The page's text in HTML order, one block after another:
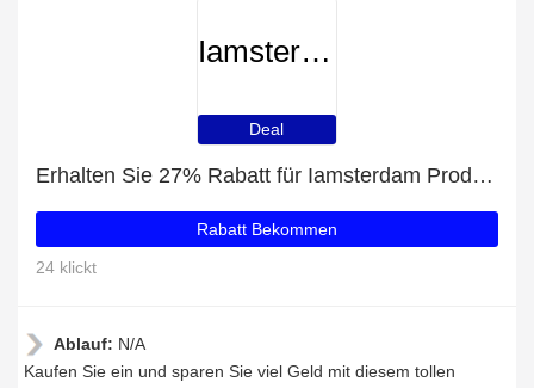
Iamsterdam
Deal
Erhalten Sie 27% Rabatt für Iamsterdam Produkte
Rabatt Bekommen
24 klickt
Ablauf: N/A
Kaufen Sie ein und sparen Sie viel Geld mit diesem tollen